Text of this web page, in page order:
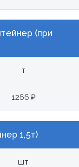
(при
т
1266 ₽
1,5т)
шт